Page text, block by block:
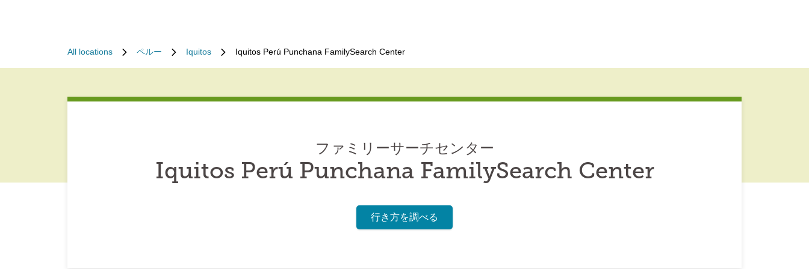
All locations ペルー Iquitos Iquitos Perú Punchana FamilySearch Center
ファミリーサーチセンター
Iquitos Perú Punchana FamilySearch Center
行き方を調べる